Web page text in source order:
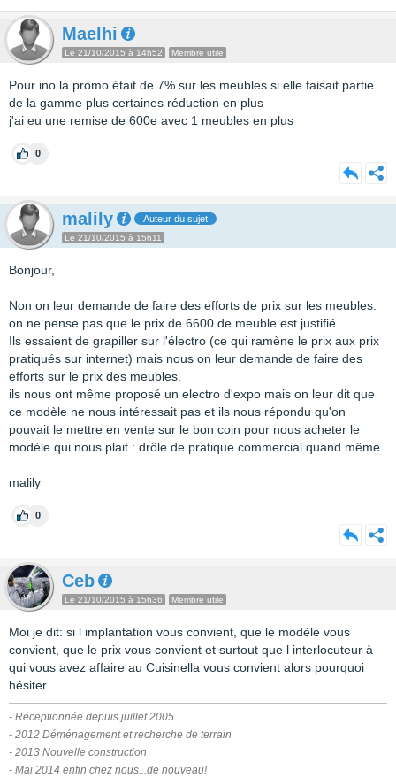
Maelhi
Le 21/10/2015 à 14h52 Membre utile
Pour ino la promo était de 7% sur les meubles si elle faisait partie
de la gamme plus certaines réduction en plus
j'ai eu une remise de 600e avec 1 meubles en plus
0
malily Auteur du sujet
Le 21/10/2015 à 15h11
Bonjour,
Non on leur demande de faire des efforts de prix sur les meubles.
on ne pense pas que le prix de 6600 de meuble est justifié.
Ils essaient de grapiller sur l'électro (ce qui ramène le prix aux prix
pratiqués sur internet) mais nous on leur demande de faire des
efforts sur le prix des meubles.
ils nous ont même proposé un electro d'expo mais on leur dit que
ce modèle ne nous intéressait pas et ils nous répondu qu'on
pouvait le mettre en vente sur le bon coin pour nous acheter le
modèle qui nous plait : drôle de pratique commercial quand même.
malily
0
Ceb
Le 21/10/2015 à 15h36 Membre utile
Moi je dit: si l implantation vous convient, que le modèle vous
convient, que le prix vous convient et surtout que l interlocuteur à
qui vous avez affaire au Cuisinella vous convient alors pourquoi
hésiter.
- Réceptionnée depuis juillet 2005
- 2012 Déménagement et recherche de terrain
- 2013 Nouvelle construction
- Mai 2014 enfin chez nous...de nouveau!